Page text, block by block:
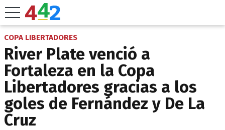
COPA LIBERTADORES
River Plate venció a
Fortaleza en la Copa
Libertadores gracias a los
goles de Fernández y De La
Cruz